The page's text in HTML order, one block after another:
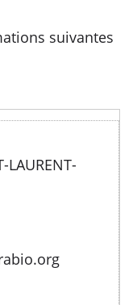
suivantes
LAURENT-